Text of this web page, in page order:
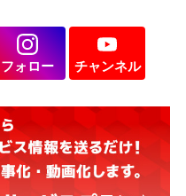
フォロー チャンネル